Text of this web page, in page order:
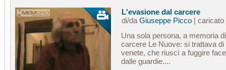
L'evasione dal carcere
di/da Giuseppe Picco| caricato
Una sola persona, a memoria
carcere Le Nuove: si trattava
venete, che riuscì a fuggire
dalle guardie....